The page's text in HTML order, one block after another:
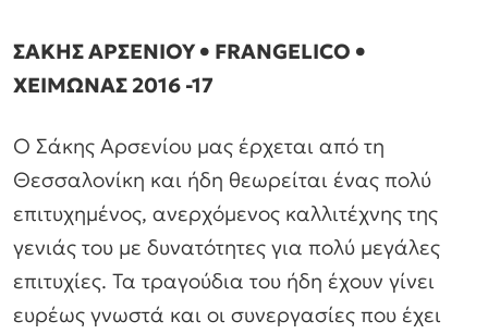
ΣΑΚΗΣ ΑΡΣΕΝΙΟΥ • FRANGELICO •
ΧΕΙΜΩΝΑΣ 2016 -17
Ο Σάκης Αρσενίου μας έρχεται από τη
Θεσσαλονίκη και ήδη θεωρείται ένας πολύ
επιτυχημένος, ανερχόμενος καλλιτέχνης της
γενιάς του με δυνατότητες για πολύ μεγάλες
επιτυχίες. Τα τραγούδια του ήδη έχουν γίνει
ευρέως γνωστά και οι συνεργασίες που έχει